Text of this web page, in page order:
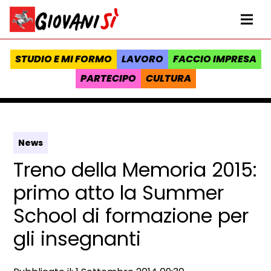
Vai al contenuto
Homepage Giovanisì - Progetto della Regione Toscana
STUDIO E MI FORMO LAVORO
FACCIO IMPRESA
PARTECIPO
CULTURA
News
Treno della Memoria 2015:
primo atto la Summer
School di formazione per
gli insegnanti